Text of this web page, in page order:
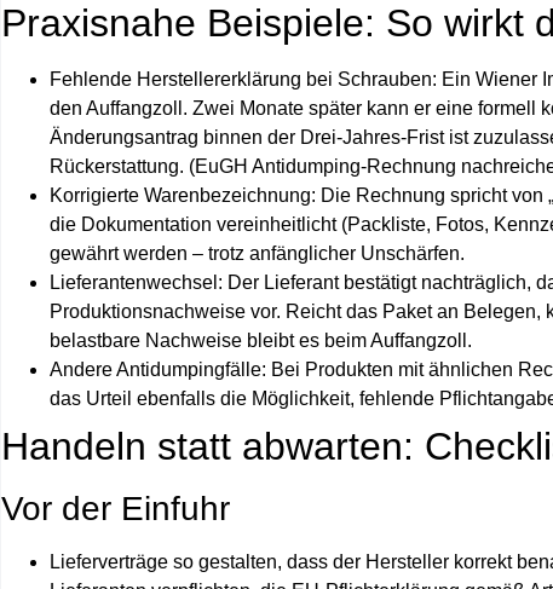
Praxisnahe Beispiele: So wirkt
Fehlende Herstellererklärung bei Schrauben: Ein Wiener
den Auffangzoll. Zwei Monate später kann er eine formell
Änderungsantrag binnen der Drei‑Jahres‑Frist ist
Rückerstattung. (EuGH Antidumping-Rechnung
Korrigierte Warenbezeichnung: Die Rechnung spricht von
die Dokumentation vereinheitlicht (Packliste, Fotos,
gewährt werden – trotz anfänglicher Unschärfen.
Lieferantenwechsel: Der Lieferant bestätigt nachträglich,
Produktionsnachweise vor. Reicht das Paket an
belastbare Nachweise bleibt es beim Auffangzoll.
Andere Antidumpingfälle: Bei Produkten mit ähnlichen
das Urteil ebenfalls die Möglichkeit, fehlende
Handeln statt abwarten:
Vor der Einfuhr
Lieferverträge so gestalten, dass der Hersteller korrekt